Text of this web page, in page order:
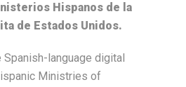
Hispanos de la
de Estados Unidos.
Spanish-language digital
Ministries of